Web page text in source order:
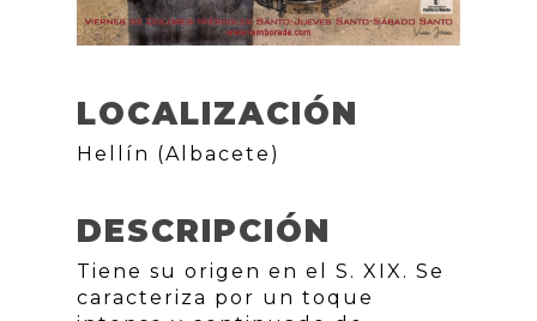
LOCALIZACIÓN
Hellín (Albacete)
DESCRIPCIÓN
Tiene su origen en el S. XIX. Se
caracteriza por un toque